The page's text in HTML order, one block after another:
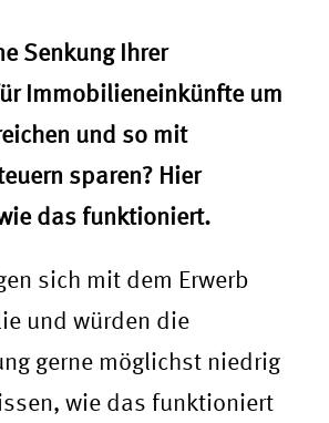
Senkung Ihrer
Immobilieneinkünfte um
und so mit
sparen? Hier
das funktioniert.
sich mit dem Erwerb
und würden die
gerne möglichst niedrig
wie das funktioniert